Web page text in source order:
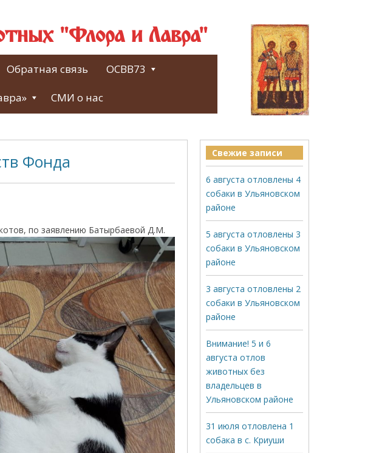
"Флора и Лавра"
Обратная связь ОСВВ73
СМИ о нас
Фонда
по заявлению Батырбаевой Д.М.
Свежие записи
6 августа отловлены 4
собаки в Ульяновском
районе
5 августа отловлены 3
собаки в Ульяновском
районе
3 августа отловлены 2
собаки в Ульяновском
районе
Внимание! 5 и 6
августа отлов
животных без
владельцев в
Ульяновском районе
31 июля отловлена 1
собака в с. Криуши